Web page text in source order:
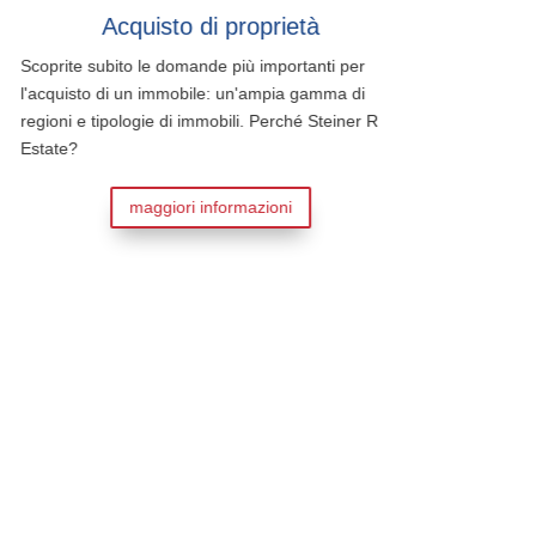
Acquisto di proprietà
Scoprite subito le domande più importanti per
l'acquisto di un immobile: un'ampia gamma di
regioni e tipologie di immobili. Perché Steiner Real
Estate?
maggiori informazioni